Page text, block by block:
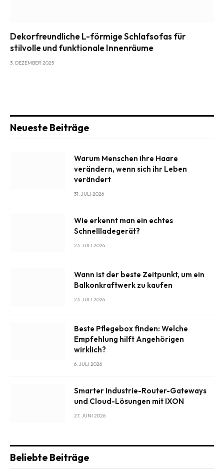
Dekorfreundliche L-förmige Schlafsofas für
stilvolle und funktionale Innenräume
3. DEZEMBER 2025
Neueste Beiträge
Warum Menschen ihre Haare
verändern, wenn sich ihr Leben
verändert
31. JULI 2026
Wie erkennt man ein echtes
Schnellladegerät?
23. JULI 2026
Wann ist der beste Zeitpunkt, um ein
Balkonkraftwerk zu kaufen
23. JULI 2026
Beste Pflegebox finden: Welche
Empfehlung hilft Angehörigen
wirklich?
6. JULI 2026
Smarter Industrie-Router-Gateways
und Cloud-Lösungen mit IXON
27. JUNI 2026
Beliebte Beiträge